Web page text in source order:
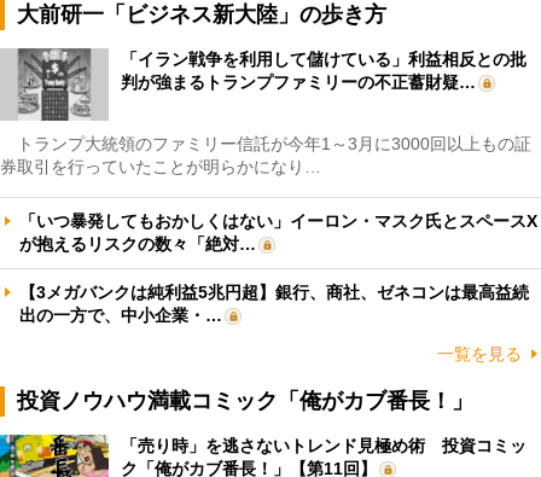
大前研一「ビジネス新大陸」の歩き方
「イラン戦争を利用して儲けている」利益相反との批
判が強まるトランプファミリーの不正蓄財疑…
トランプ大統領のファミリー信託が今年1～3月に3000回以上もの証
券取引を行っていたことが明らかになり…
「いつ暴発してもおかしくはない」イーロン・マスク氏とスペースX
が抱えるリスクの数々「絶対…
【3メガバンクは純利益5兆円超】銀行、商社、ゼネコンは最高益続
出の一方で、中小企業・…
一覧を見る
投資ノウハウ満載コミック「俺がカブ番長！」
「売り時」を逃さないトレンド見極め術 投資コミッ
ク「俺がカブ番長！」【第11回】